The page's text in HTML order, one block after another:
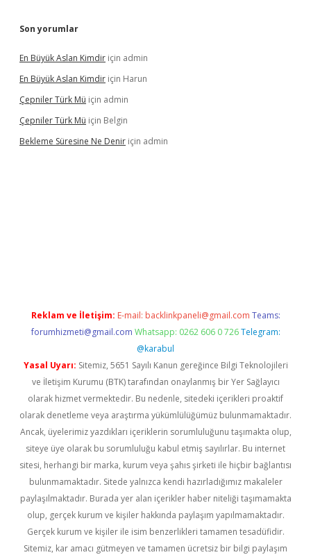
Son yorumlar
En Büyük Aslan Kimdir için admin
En Büyük Aslan Kimdir için Harun
Çepniler Türk Mü için admin
Çepniler Türk Mü için Belgin
Bekleme Süresine Ne Denir için admin
Reklam ve İletişim: E-mail: backlinkpaneli@gmail.com Teams:
forumhizmeti@gmail.com Whatsapp: 0262 606 0 726 Telegram:
@karabul
Yasal Uyarı: Sitemiz, 5651 Sayılı Kanun gereğince Bilgi Teknolojileri
ve İletişim Kurumu (BTK) tarafından onaylanmış bir Yer Sağlayıcı
olarak hizmet vermektedir. Bu nedenle, sitedeki içerikleri proaktif
olarak denetleme veya araştırma yükümlülüğümüz bulunmamaktadır.
Ancak, üyelerimiz yazdıkları içeriklerin sorumluluğunu taşımakta olup,
siteye üye olarak bu sorumluluğu kabul etmiş sayılırlar. Bu internet
sitesi, herhangi bir marka, kurum veya şahıs şirketi ile hiçbir bağlantısı
bulunmamaktadır. Sitede yalnızca kendi hazırladığımız makaleler
paylaşılmaktadır. Burada yer alan içerikler haber niteliği taşımamakta
olup, gerçek kurum ve kişiler hakkında paylaşım yapılmamaktadır.
Gerçek kurum ve kişiler ile isim benzerlikleri tamamen tesadüfidir.
Sitemiz, kar amacı gütmeyen ve tamamen ücretsiz bir bilgi paylaşım